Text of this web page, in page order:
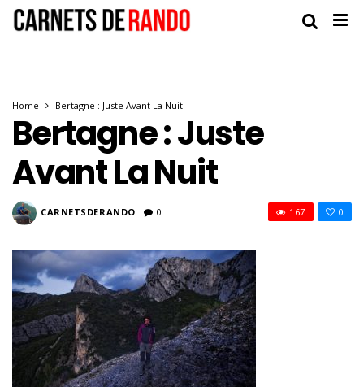
Home Bertagne : Juste Avant La Nuit
Bertagne : Juste
Avant La Nuit
CARNETSDERANDO 0 0
167